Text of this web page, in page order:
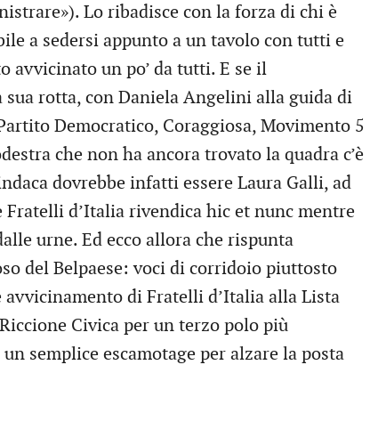
Lo ribadisce con la forza di chi è
a sedersi appunto a un tavolo con tutti e
avvicinato un po’ da tutti. E se il
rotta, con Daniela Angelini alla guida di
Democratico, Coraggiosa, Movimento 5
che non ha ancora trovato la quadra c’è
dovrebbe infatti essere Laura Galli, ad
Fratelli d’Italia rivendica hic et nunc mentre
urne. Ed ecco allora che rispunta
del Belpaese: voci di corridoio piuttosto
di Fratelli d’Italia alla Lista
Civica per un terzo polo più
semplice escamotage per alzare la posta